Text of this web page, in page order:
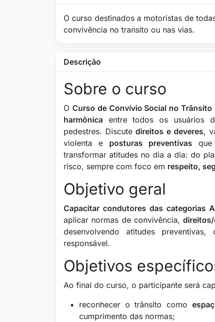
O curso destinados a motoristas de
convivência no transito ou nas vias.
Descrição
Sobre o curso
O Curso de Convívio Social no Trânsito
harmônica entre todos os usuários
pedestres. Discutedireitos e deveres,
violenta e posturas preventivas
transformar atitudes no dia a dia: do
risco, sempre com foco em respeito,
Objetivo geral
Capacitar condutores das
aplicar normas de convivência,
desenvolvendo atitudes
responsável.
Objetivos
Ao final do curso, o participante será
reconhecer o trânsito como
cumprimento das normas;